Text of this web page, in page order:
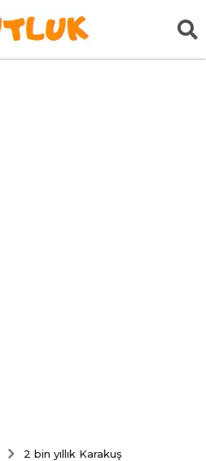
2 bin yıllık Karakuş